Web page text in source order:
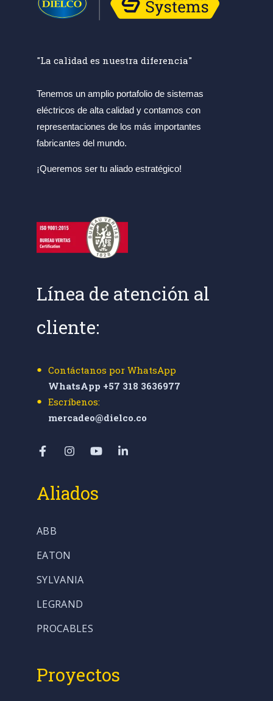
"La calidad es nuestra diferencia"
Tenemos un amplio portafolio de sistemas
eléctricos de alta calidad y contamos con
representaciones de los más importantes
fabricantes del mundo.
¡Queremos ser tu aliado estratégico!
Línea de atención al
cliente:
Contáctanos por WhatsApp
WhatsApp +57 318 3636977
Escríbenos:
mercadeo@dielco.co
Aliados
ABB
EATON
SYLVANIA
LEGRAND
PROCABLES
Proyectos